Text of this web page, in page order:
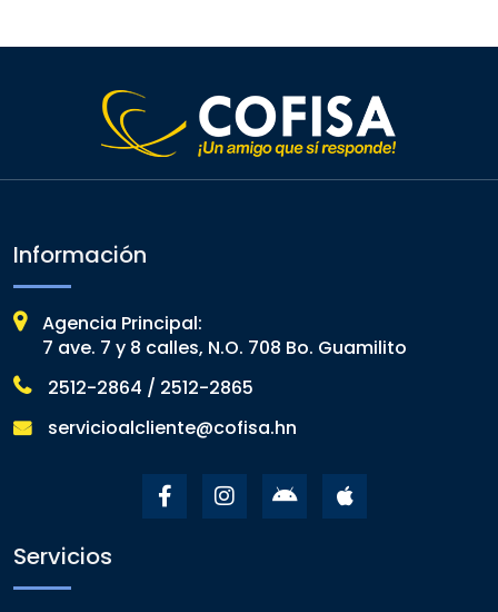
Información
Agencia Principal:
7 ave. 7 y 8 calles, N.O. 708 Bo. Guamilito
2512-2864 / 2512-2865
servicioalcliente@cofisa.hn
Servicios